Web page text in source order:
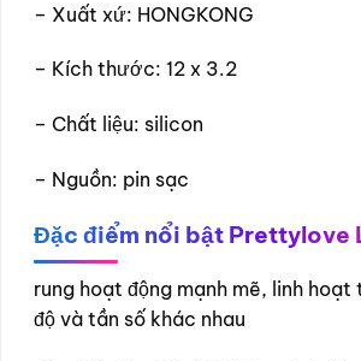
– Xuất xứ: HONGKONG
– Kích thước: 12 x 3.2
– Chất liệu: silicon
– Nguồn: pin sạc
Đặc điểm nổi bật Prettylove
rung hoạt động mạnh mẽ, linh hoạt
độ và tần số khác nhau